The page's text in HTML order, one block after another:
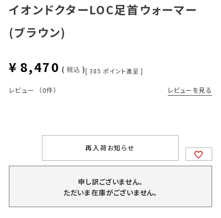
イオンドクターLOC足首ウォーマー
(ブラウン)
¥ 8,470 税込 [ 385 ポイント進呈 ]
レビュー （0件） レビューを見る
再入荷お知らせ
申し訳ございません。
ただいま在庫がございません。